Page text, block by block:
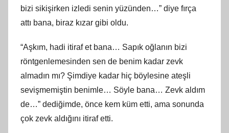
bizi sikişirken izledi senin yüzünden…” diye fırça
attı bana, biraz kızar gibi oldu.
“Aşkım, hadi itiraf et bana… Sapık oğlanın bizi
röntgenlemesinden sen de benim kadar zevk
almadın mı? Şimdiye kadar hiç böylesine ateşli
sevişmemiştin benimle… Söyle bana… Zevk aldım
de…” dediğimde, önce kem küm etti, ama sonunda
çok zevk aldığını itiraf etti.